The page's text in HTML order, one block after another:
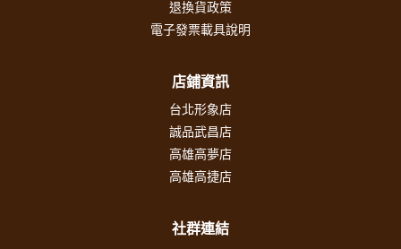
退換貨政策
電子發票載具說明
店鋪資訊
台北形象店
誠品武昌店
高雄高夢店
高雄高捷店
社群連結